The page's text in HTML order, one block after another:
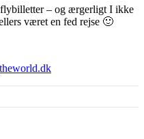
flybilletter – og ærgerligt I ikke
været en fed rejse 🙂